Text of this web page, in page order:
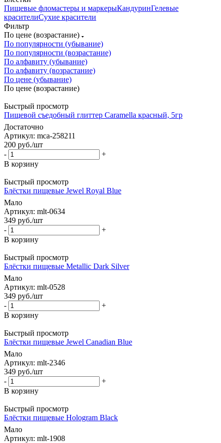
Пищевые фломастеры и маркерыКандуринГелевые
красителиСухие красители
Фильтр
По цене (возрастание)
По популярности (убывание)
По популярности (возрастание)
По алфавиту (убывание)
По алфавиту (возрастание)
По цене (убывание)
По цене (возрастание)
Быстрый просмотр
Пищевой съедобный глиттер Caramella красный, 5гр
Достаточно
Артикул: mca-258211
200 руб./шт
-
+
В корзину
Быстрый просмотр
Блёстки пищевые Jewel Royal Blue
Мало
Артикул: mlt-0634
349 руб./шт
-
+
В корзину
Быстрый просмотр
Блёстки пищевые Metallic Dark Silver
Мало
Артикул: mlt-0528
349 руб./шт
-
+
В корзину
Быстрый просмотр
Блёстки пищевые Jewel Canadian Blue
Мало
Артикул: mlt-2346
349 руб./шт
-
+
В корзину
Быстрый просмотр
Блёстки пищевые Hologram Black
Мало
Артикул: mlt-1908